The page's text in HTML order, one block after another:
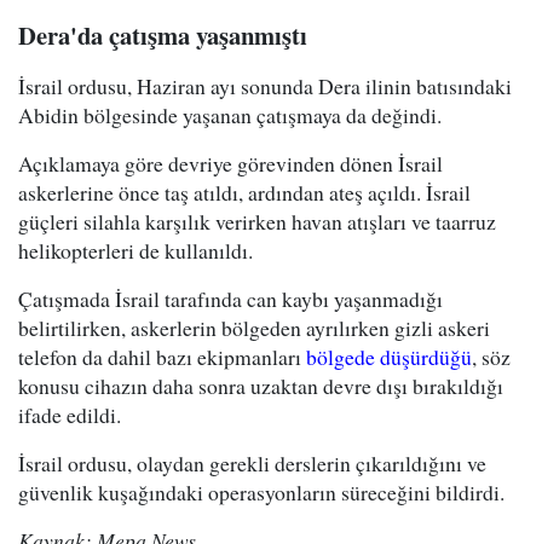
Dera'da çatışma yaşanmıştı
İsrail ordusu, Haziran ayı sonunda Dera ilinin batısındaki
Abidin bölgesinde yaşanan çatışmaya da değindi.
Açıklamaya göre devriye görevinden dönen İsrail
askerlerine önce taş atıldı, ardından ateş açıldı. İsrail
güçleri silahla karşılık verirken havan atışları ve taarruz
helikopterleri de kullanıldı.
Çatışmada İsrail tarafında can kaybı yaşanmadığı
belirtilirken, askerlerin bölgeden ayrılırken gizli askeri
telefon da dahil bazı ekipmanları bölgede düşürdüğü, söz
konusu cihazın daha sonra uzaktan devre dışı bırakıldığı
ifade edildi.
İsrail ordusu, olaydan gerekli derslerin çıkarıldığını ve
güvenlik kuşağındaki operasyonların süreceğini bildirdi.